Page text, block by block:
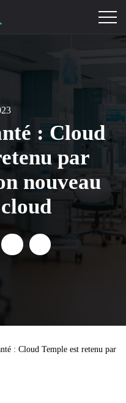
: Cloud
par
nouveau
"Données de
Partager "Données de
Partager
: Cloud Temple est retenu par